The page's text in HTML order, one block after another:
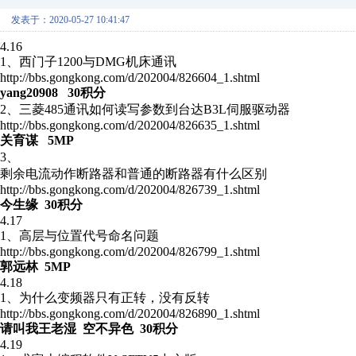
发表于：2020-05-27 10:41:47
4.16
1、西门子1200与DMG机床通讯
http://bbs.gongkong.com/d/202004/826604_1.shtml
yang20908 30积分
2、三菱485通讯如何读写参数到台达B3L伺服驱动器
http://bbs.gongkong.com/d/202004/826635_1.shtml
关育谋 5MP
3、
剩余电流动作断路器和普通的断路器有什么区别
http://bbs.gongkong.com/d/202004/826739_1.shtml
今生缘 30积分
4.17
1、高层与位置代号命名问题
http://bbs.gongkong.com/d/202004/826799_1.shtml
郭远林 5MP
4.18
1、为什么变频器只有正转，没有反转
http://bbs.gongkong.com/d/202004/826890_1.shtml
请叫我王老湿 空不异色 30积分
4.19